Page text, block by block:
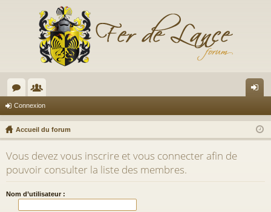
or
u
m
s
e
m
br
es
ne
xi
Connexion
Accueil du forum
Vous devez vous inscrire et vous connecter afin de
pouvoir consulter la liste des membres.
Nom d’utilisateur :